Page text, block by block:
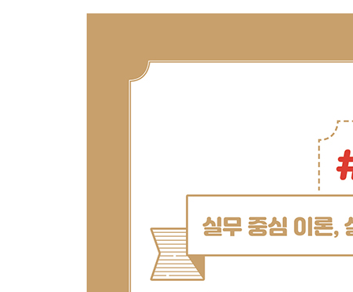
__2.3 response 객체
__2.6 exception 객체
__3.2 데이터 전송 객체(DTO) 준비
__3.4 request 영역
__3.5 session 영역
__3.6 application 영역